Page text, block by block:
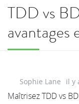
TDD vs
avantages
Sophie Lane il y
Maîtrisez TDD vs